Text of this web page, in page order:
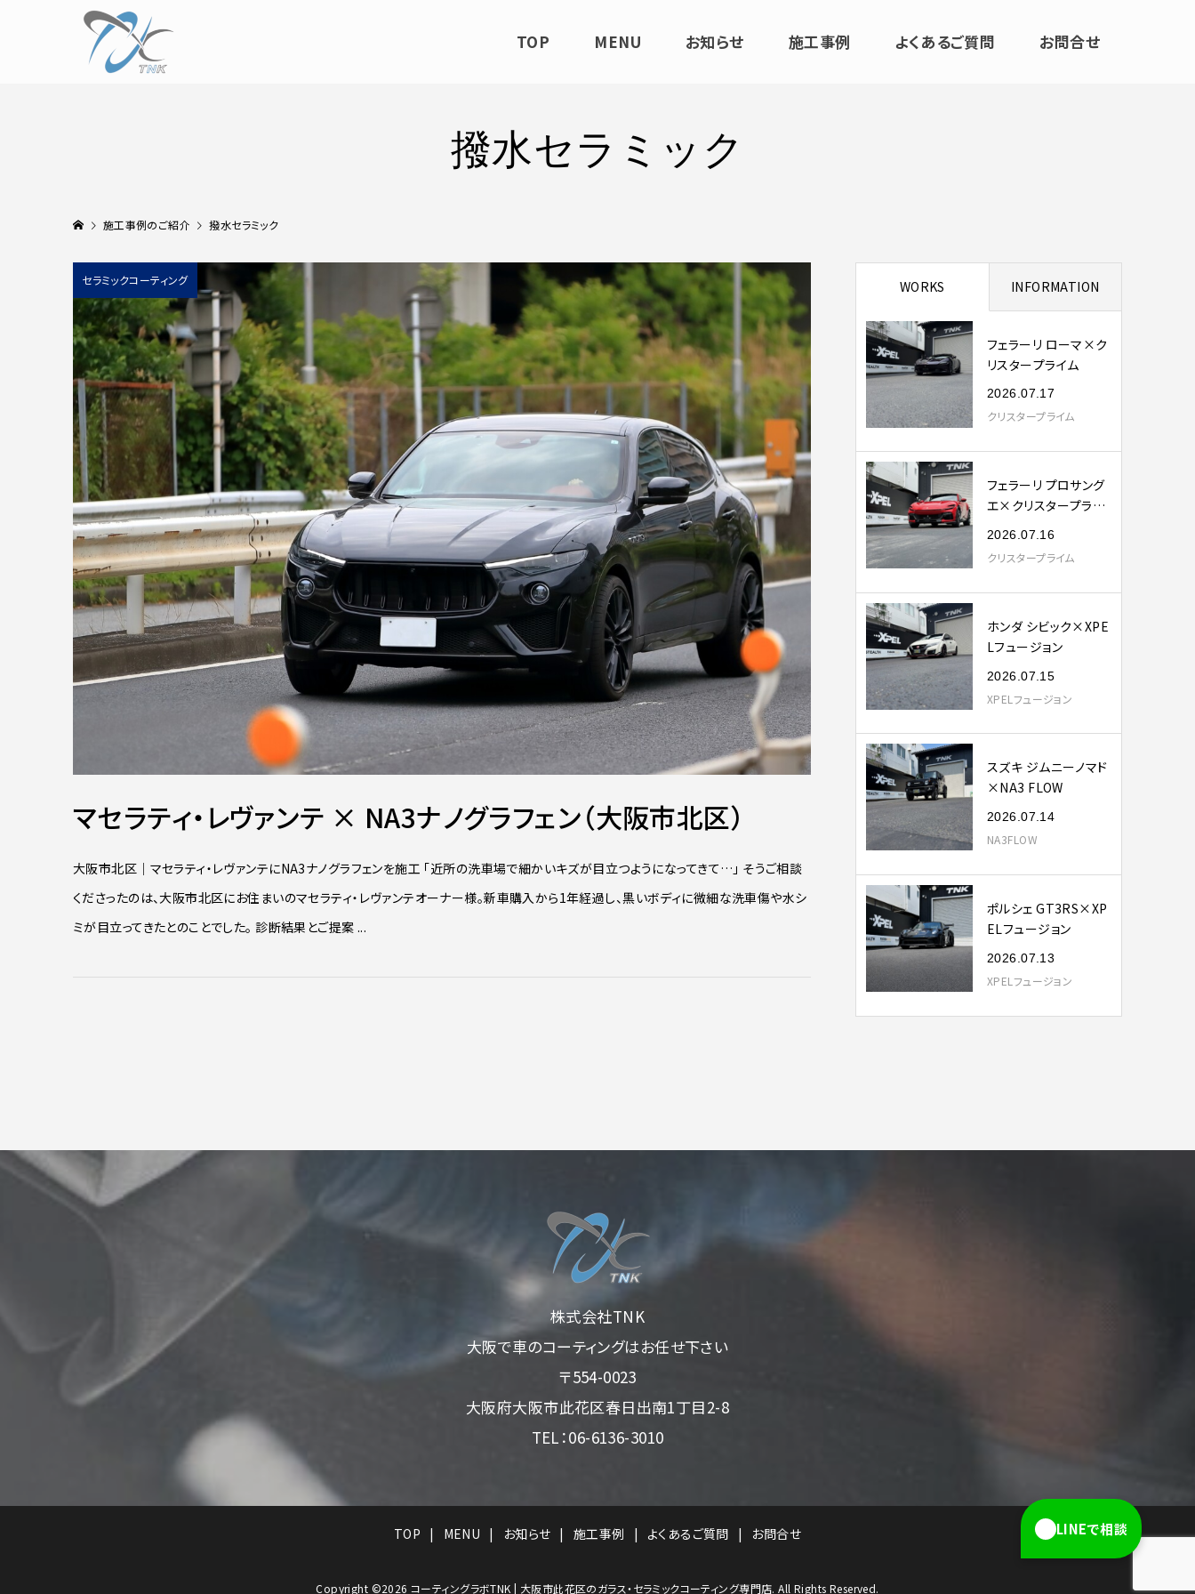
TOP MENU お知らせ 施工事例 よくあるご質問 お問合せ
撥水セラミック
施工事例のご紹介 撥水セラミック
セラミックコーティング
マセラティ・レヴァンテ × NA3ナノグラフェン（大阪市北区）
大阪市北区｜マセラティ・レヴァンテにNA3ナノグラフェンを施工 「近所の洗車場で細かいキズが目立つようになってきて…」 そうご相談
くださったのは、大阪市北区にお住まいのマセラティ・レヴァンテオーナー様。新車購入から1年経過し、黒いボディに微細な洗車傷や水シ
ミが目立ってきたとのことでした。 診断結果とご提案 ...
WORKS INFORMATION
フェラーリ ローマ×ク
リスタープライム
2026.07.17
クリスタープライム
フェラーリ プロサング
エ×クリスタープライ
ム
2026.07.16
クリスタープライム
ホンダ シビック×XPE
Lフュージョン
2026.07.15
XPELフュージョン
スズキ ジムニーノマド
×NA3 FLOW
2026.07.14
NA3FLOW
ポルシェ GT3RS×XP
ELフュージョン
2026.07.13
XPELフュージョン
株式会社TNK
大阪で車のコーティングはお任せ下さい
〒554-0023
大阪府大阪市此花区春日出南1丁目2-8
TEL：06-6136-3010
TOP MENU お知らせ 施工事例 よくあるご質問 お問合せ
Copyright ©2026 コーティングラボTNK | 大阪市此花区のガラス・セラミックコーティング専門店. All Rights Reserved.
LINEで相談